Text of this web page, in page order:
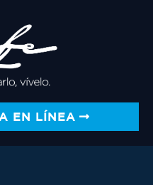
EN LÍNEA